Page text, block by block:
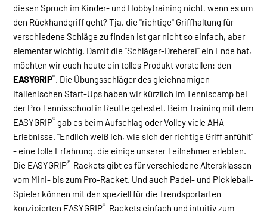
diesen Spruch im Kinder- und Hobbytraining nicht, wenn es um
den Rückhandgriff geht? Tja, die "richtige" Griffhaltung für
verschiedene Schläge zu finden ist gar nicht so einfach, aber
elementar wichtig. Damit die "Schläger-Dreherei" ein Ende hat,
möchten wir euch heute ein tolles Produkt vorstellen: den
EASYGRIP®
. Die Übungsschläger des gleichnamigen
italienischen Start-Ups haben wir kürzlich im Tenniscamp bei
der Pro Tennisschool in Reutte getestet. Beim Training mit dem
EASYGRIP® gab es beim Aufschlag oder Volley viele AHA-
Erlebnisse. "Endlich weiß ich, wie sich der richtige Griff anfühlt"
- eine tolle Erfahrung, die einige unserer Teilnehmer erlebten.
Die EASYGRIP®-Rackets gibt es für verschiedene Altersklassen
vom Mini- bis zum Pro-Racket. Und auch Padel- und Pickleball-
Spieler können mit den speziell für die Trendsportarten
konzipierten EASYGRIP®-Rackets einfach und intuitiv zum